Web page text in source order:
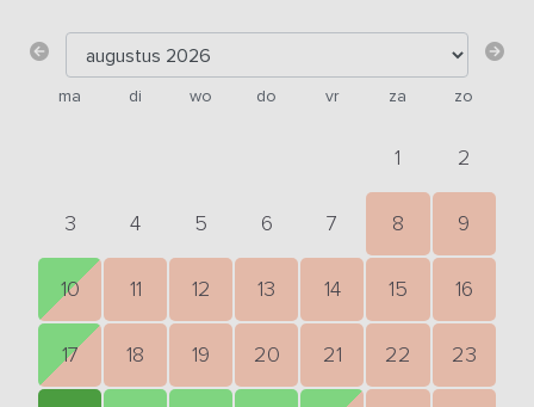
ma di wo do vr za zo
1 2
3 4 5 6 7 8 9
10 11 12 13 14 15 16
17 18 19 20 21 22 23